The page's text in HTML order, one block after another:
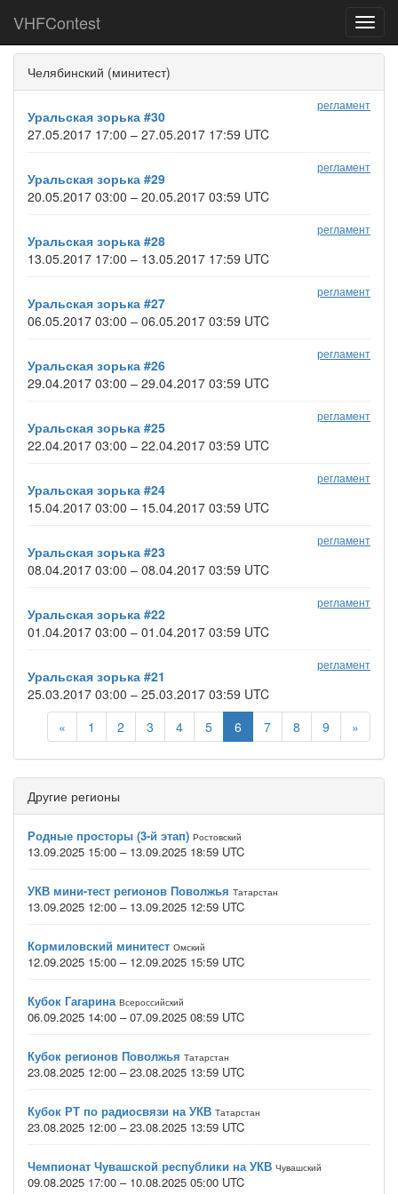
VHFContest
Челябинский (минитест)
регламент
Уральская зорька #30
27.05.2017 17:00 – 27.05.2017 17:59 UTC
регламент
Уральская зорька #29
20.05.2017 03:00 – 20.05.2017 03:59 UTC
регламент
Уральская зорька #28
13.05.2017 17:00 – 13.05.2017 17:59 UTC
регламент
Уральская зорька #27
06.05.2017 03:00 – 06.05.2017 03:59 UTC
регламент
Уральская зорька #26
29.04.2017 03:00 – 29.04.2017 03:59 UTC
регламент
Уральская зорька #25
22.04.2017 03:00 – 22.04.2017 03:59 UTC
регламент
Уральская зорька #24
15.04.2017 03:00 – 15.04.2017 03:59 UTC
регламент
Уральская зорька #23
08.04.2017 03:00 – 08.04.2017 03:59 UTC
регламент
Уральская зорька #22
01.04.2017 03:00 – 01.04.2017 03:59 UTC
регламент
Уральская зорька #21
25.03.2017 03:00 – 25.03.2017 03:59 UTC
«
1 2 3 4 5 6 7 8 9 »
Другие регионы
Родные просторы (3-й этап) Ростовский
13.09.2025 15:00 – 13.09.2025 18:59 UTC
УКВ мини-тест регионов Поволжья Татарстан
13.09.2025 12:00 – 13.09.2025 12:59 UTC
Кормиловский минитест Омский
12.09.2025 15:00 – 12.09.2025 15:59 UTC
Кубок Гагарина Всероссийский
06.09.2025 14:00 – 07.09.2025 08:59 UTC
Кубок регионов Поволжья Татарстан
23.08.2025 12:00 – 23.08.2025 13:59 UTC
Кубок РТ по радиосвязи на УКВ Татарстан
23.08.2025 12:00 – 23.08.2025 13:59 UTC
Чемпионат Чувашской республики на УКВ Чувашский
09.08.2025 17:00 – 10.08.2025 05:00 UTC